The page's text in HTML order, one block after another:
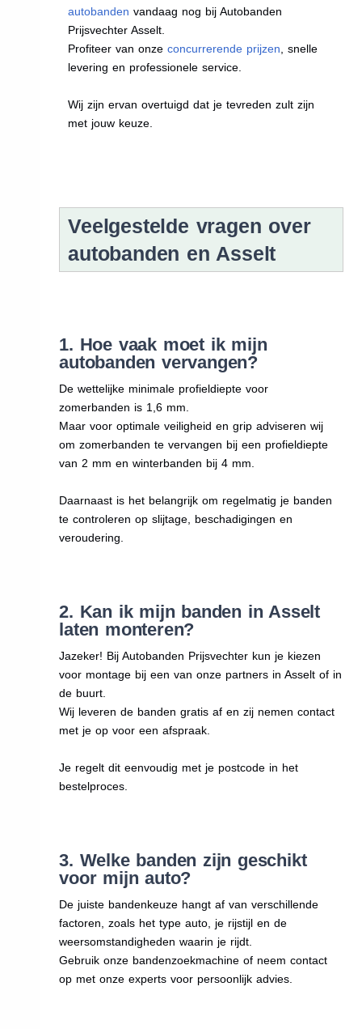
autobanden vandaag nog bij Autobanden
Prijsvechter Asselt.
Profiteer van onze concurrerende prijzen , snelle
levering en professionele service.
Wij zijn ervan overtuigd dat je tevreden zult zijn
met jouw keuze.
Veelgestelde vragen over
autobanden en Asselt
1. Hoe vaak moet ik mijn
autobanden vervangen?
De wettelijke minimale profieldiepte voor
zomerbanden is 1,6 mm.
Maar voor optimale veiligheid en grip adviseren wij
om zomerbanden te vervangen bij een profieldiepte
van 2 mm en winterbanden bij 4 mm.
Daarnaast is het belangrijk om regelmatig je banden
te controleren op slijtage, beschadigingen en
veroudering.
2. Kan ik mijn banden in Asselt
laten monteren?
Jazeker! Bij Autobanden Prijsvechter kun je kiezen
voor montage bij een van onze partners in Asselt of in
de buurt.
Wij leveren de banden gratis af en zij nemen contact
met je op voor een afspraak.
Je regelt dit eenvoudig met je postcode in het
bestelproces.
3. Welke banden zijn geschikt
voor mijn auto?
De juiste bandenkeuze hangt af van verschillende
factoren, zoals het type auto, je rijstijl en de
weersomstandigheden waarin je rijdt.
Gebruik onze bandenzoekmachine of neem contact
op met onze experts voor persoonlijk advies.